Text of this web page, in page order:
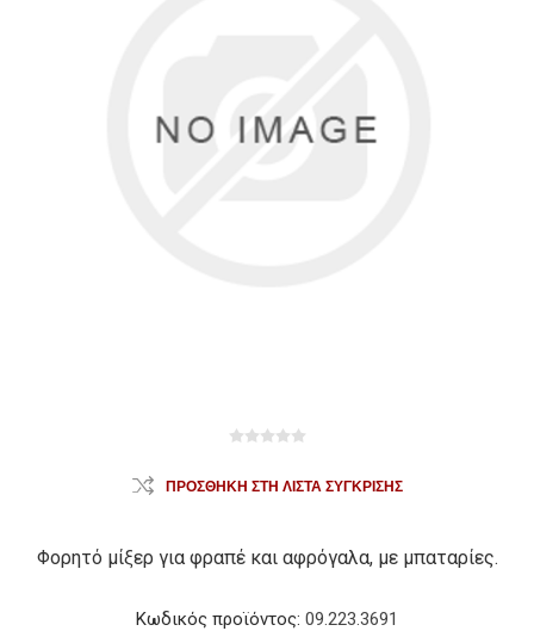
ΠΡΟΣΘΉΚΗ ΣΤΗ ΛΊΣΤΑ ΣΎΓΚΡΙΣΗΣ
Φορητό μίξερ για φραπέ και αφρόγαλα, με μπαταρίες.
Κωδικός προϊόντος: 09.223.3691